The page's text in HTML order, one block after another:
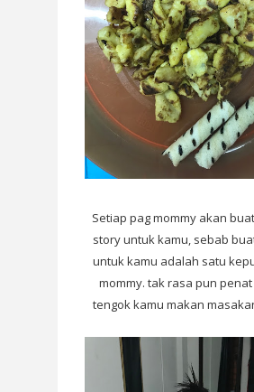
Setiap pag mommy akan
story untuk kamu, sebab
untuk kamu adalah satu
mommy. tak rasa pun
tengok kamu makan